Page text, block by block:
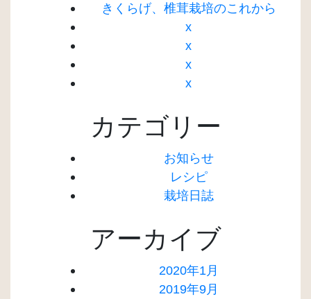
きくらげ、椎茸栽培のこれから
x
x
x
x
カテゴリー
お知らせ
レシピ
栽培日誌
アーカイブ
2020年1月
2019年9月